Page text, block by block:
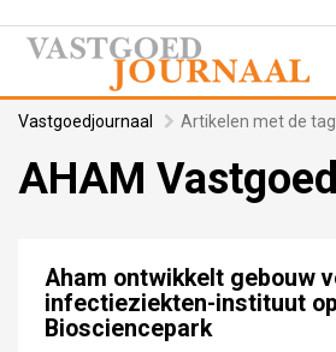
Vastgoedjournaal Artikelen met de
AHAM Vastgoed
Aham ontwikkelt gebouw
infectieziekten-instituut
Biosciencepark